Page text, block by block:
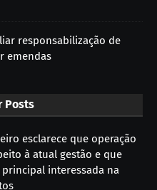
responsabilização de
emendas
Posts
esclarece que operação
à atual gestão e que
interessada na